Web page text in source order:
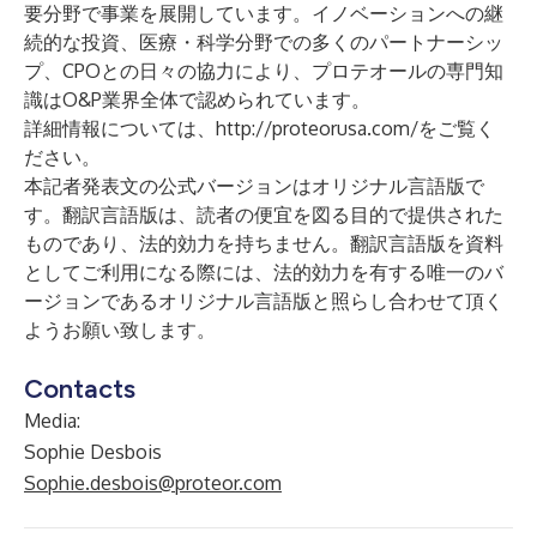
要分野で事業を展開しています。イノベーションへの継
続的な投資、医療・科学分野での多くのパートナーシッ
プ、CPOとの日々の協力により、プロテオールの専門知
識はO&P業界全体で認められています。
詳細情報については、 http://proteorusa.com/をご覧く
ださい。
本記者発表文の公式バージョンはオリジナル言語版で
す。翻訳言語版は、読者の便宜を図る目的で提供された
ものであり、法的効力を持ちません。翻訳言語版を資料
としてご利用になる際には、法的効力を有する唯一のバ
ージョンであるオリジナル言語版と照らし合わせて頂く
ようお願い致します。
Contacts
Media:
Sophie Desbois
Sophie.desbois@proteor.com